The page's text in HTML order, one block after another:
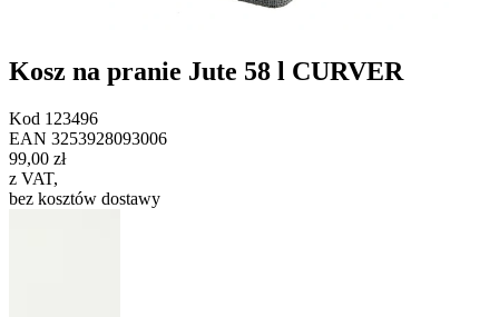
Kosz na pranie Jute 58 l CURVER
Kod 123496
EAN 3253928093006
99,00 zł
z VAT,
bez kosztów dostawy